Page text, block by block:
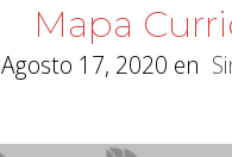
Mapa
Agosto 17, 2020 en